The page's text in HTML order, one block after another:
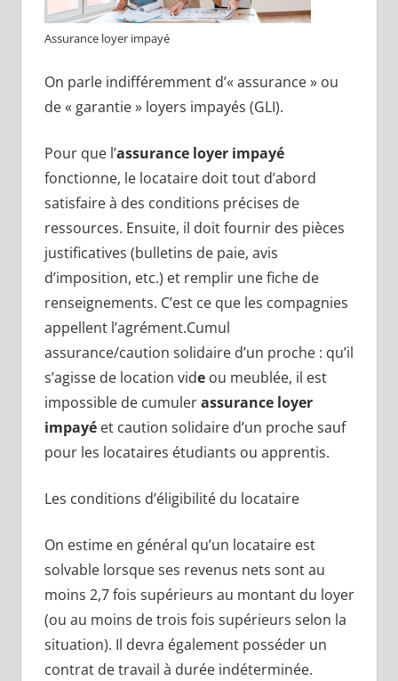
Assurance loyer impayé
On parle indifféremment d’« assurance » ou
de « garantie » loyers impayés (GLI).
Pour que l’assurance loyer impayé
fonctionne, le locataire doit tout d’abord
satisfaire à des conditions précises de
ressources. Ensuite, il doit fournir des pièces
justificatives (bulletins de paie, avis
d’imposition, etc.) et remplir une fiche de
renseignements. C’est ce que les compagnies
appellent l’agrément.Cumul
assurance/caution solidaire d’un proche : qu’il
s’agisse de location videou meublée, il est
impossible de cumulerassurance loyer
impayéet caution solidaire d’un proche sauf
pour les locataires étudiants ou apprentis.
Les conditions d’éligibilité du locataire
On estime en général qu’un locataire est
solvable lorsque ses revenus nets sont au
moins 2,7 fois supérieurs au montant du loyer
(ou au moins de trois fois supérieurs selon la
situation). Il devra également posséder un
contrat de travail à durée indéterminée.